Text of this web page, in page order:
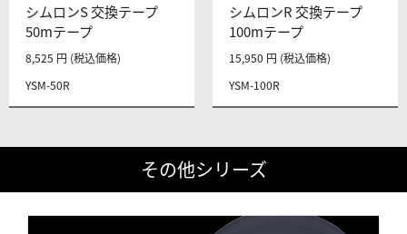
シムロンS 交換テープ
50mテープ
YSM-50R
8,525 円 (税込価格)
シムロンR 交換テープ
100mテープ
YSM-100R
15,950 円 (税込価格)
その他シリーズ